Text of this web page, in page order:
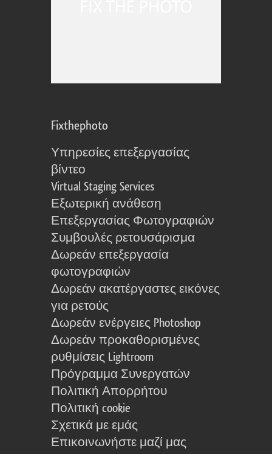
Fixthephoto
Υπηρεσίες επεξεργασίας
βίντεο
Virtual Staging Services
Εξωτερική ανάθεση
Επεξεργασίας Φωτογραφιών
Συμβουλές ρετουσάρισμα
Δωρεάν επεξεργασία
φωτογραφιών
Δωρεάν ακατέργαστες εικόνες
για ρετούς
Δωρεάν ενέργειες Photoshop
Δωρεάν προκαθορισμένες
ρυθμίσεις Lightroom
Πρόγραμμα Συνεργατών
Πολιτική Απορρήτου
Πολιτική cookie
Σχετικά με εμάς
Επικοινωνήστε μαζί μας